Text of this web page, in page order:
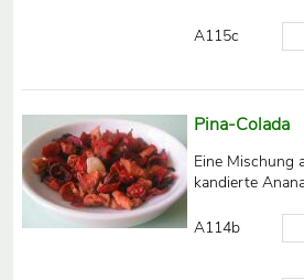
A115c
Pina-Colada
Eine Mischung
kandierte
A114b